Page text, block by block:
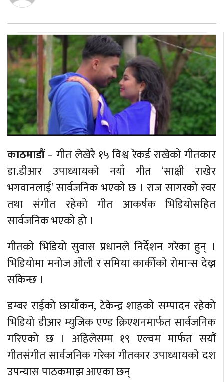
जापान
क्यानाडा
अन्य
काठमाडौं– गीत लेखेरै १५ विश्व रेकर्ड राखेको गीतकार
डा.डीआर उपाध्यायको नयाँ गीत ‘साक्षी राखेर
भगवानलाई’ सार्वजनिक भएको छ । राज सागरको स्वर
तथा संगीत रहेको गीत आकर्षक भिडियोसहित
सार्वजनिक भएको हो ।
गीतको भिडियो सुवास प्रधानले निर्देशन गरेका हुन् ।
भिडियोमा मनोज ओली र समिया कार्कीको रोमान्स देख्न
सकिन्छ ।
डम्बर राईको छायाँकन, टेकेन्द्र शाहको सम्पादन रहेको
भिडियो डीआर म्युजिक एण्ड क्रिएशनमार्फत सार्वजनिक
गरिएको छ । अहिलेसम्म १९ एल्वम मार्फत सयौं
गीतसंगीत सार्वजनिक गरेका गीतकार उपाध्यायको दश
उपन्यास पाठकमाझ आएका छन्